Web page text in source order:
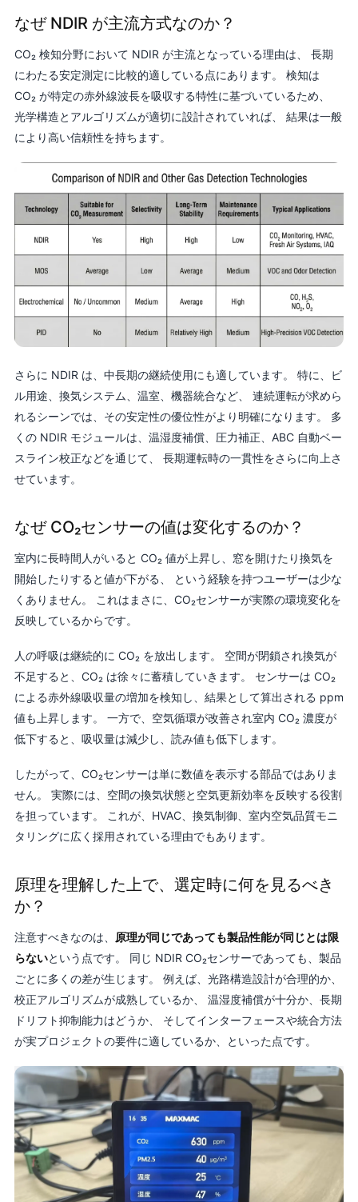
なぜ NDIR が主流方式なのか？
CO₂ 検知分野において NDIR が主流となっている理由は、 長期
にわたる安定測定に比較的適している点にあります。 検知は
CO₂ が特定の赤外線波長を吸収する特性に基づいているため、
光学構造とアルゴリズムが適切に設計されていれば、 結果は一般
により高い信頼性を持ちます。
さらに NDIR は、中長期の継続使用にも適しています。 特に、ビ
ル用途、換気システム、温室、機器統合など、 連続運転が求めら
れるシーンでは、その安定性の優位性がより明確になります。 多
くの NDIR モジュールは、温湿度補償、圧力補正、ABC 自動ベー
スライン校正などを通じて、 長期運転時の一貫性をさらに向上さ
せています。
なぜ CO₂センサーの値は変化するのか？
室内に長時間人がいると CO₂ 値が上昇し、窓を開けたり換気を
開始したりすると値が下がる、 という経験を持つユーザーは少な
くありません。 これはまさに、CO₂センサーが実際の環境変化を
反映しているからです。
人の呼吸は継続的に CO₂ を放出します。 空間が閉鎖され換気が
不足すると、CO₂ は徐々に蓄積していきます。 センサーは CO₂
による赤外線吸収量の増加を検知し、結果として算出される ppm
値も上昇します。 一方で、空気循環が改善され室内 CO₂ 濃度が
低下すると、吸収量は減少し、読み値も低下します。
したがって、CO₂センサーは単に数値を表示する部品ではありま
せん。 実際には、空間の換気状態と空気更新効率を反映する役割
を担っています。 これが、HVAC、換気制御、室内空気品質モニ
タリングに広く採用されている理由でもあります。
原理を理解した上で、選定時に何を見るべき
か？
注意すべきなのは、 原理が同じであっても製品性能が同じとは限
らないという点です。 同じ NDIR CO₂センサーであっても、製品
ごとに多くの差が生じます。 例えば、光路構造設計が合理的か、
校正アルゴリズムが成熟しているか、 温湿度補償が十分か、長期
ドリフト抑制能力はどうか、 そしてインターフェースや統合方法
が実プロジェクトの要件に適しているか、といった点です。